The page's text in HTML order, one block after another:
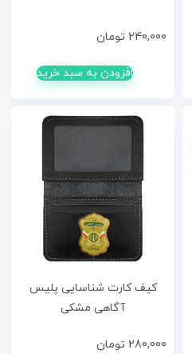
240,000 تومان
افزودن به سبد خرید
کیف کارت شناسایی پلیس
آگاهی مشکی
280,000 تومان